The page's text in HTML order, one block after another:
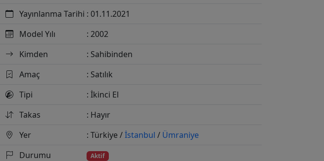
Yayınlanma Tarihi : 01.11.2021
Model Yılı
: 2002
Kimden
: Sahibinden
Amaç
: Satılık
Tipi
: İkinci El
Takas
: Hayır
Yer
: Türkiye /İstanbul / Ümraniye
Durumu
Aktif